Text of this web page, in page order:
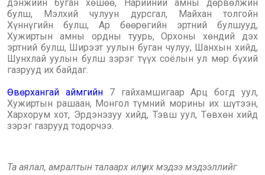
дэнжийн буган хөшөө, Нарийний амны дөрвөлжин
булш, Мэлхий чулуун дурсгал, Майхан толгойн
Хүннүгийн булш, Ар бөөрөгийн эртний булшууд,
Хужиртын амны ордны туурь, Орхоны хөндий дэх
эртний булш, Ширээт уулын буган чулуу, Шанхын хийд,
Шунхлай уулын булш зэрэг түүх соёлын ул мөр бүхий
газрууд их байдаг.
Өвөрхангай аймгийн7 гайхамшигаар Арц богд уул,
Хужиртын рашаан, Монгол түмний морины их шүтээн,
Хархорум хот, Эрдэнэзуу хийд, Тэвш уул, Төвхөн хийд
зэрэг газрууд тодорчээ.
Та аялал, амралтын талаарх илүү их мэдээ мэдээллийг